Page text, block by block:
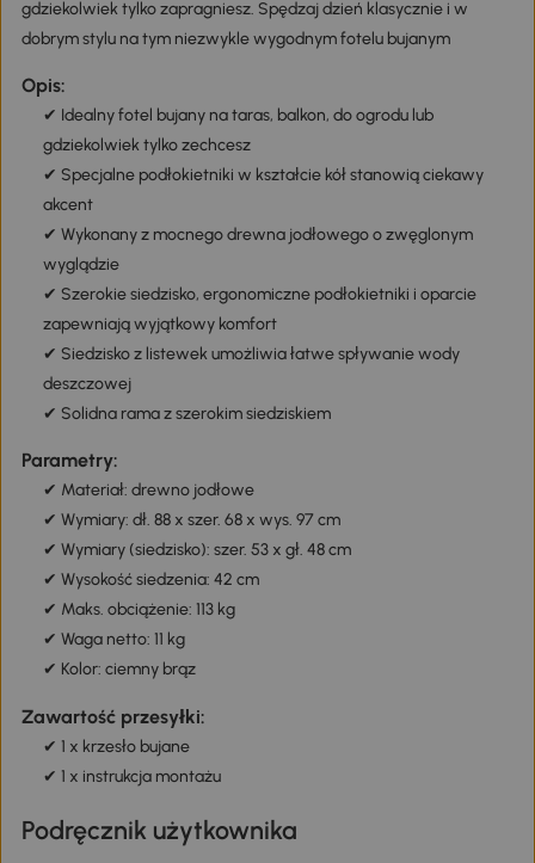
gdziekolwiek tylko zapragniesz. Spędzaj dzień klasycznie i w
dobrym stylu na tym niezwykle wygodnym fotelu bujanym
Opis:
✔ Idealny fotel bujany na taras, balkon, do ogrodu lub
gdziekolwiek tylko zechcesz
✔ Specjalne podłokietniki w kształcie kół stanowią ciekawy
akcent
✔ Wykonany z mocnego drewna jodłowego o zwęglonym
wyglądzie
✔ Szerokie siedzisko, ergonomiczne podłokietniki i oparcie
zapewniają wyjątkowy komfort
✔ Siedzisko z listewek umożliwia łatwe spływanie wody
deszczowej
✔ Solidna rama z szerokim siedziskiem
Parametry:
✔ Materiał: drewno jodłowe
✔ Wymiary: dł. 88 x szer. 68 x wys. 97 cm
✔ Wymiary (siedzisko): szer. 53 x gł. 48 cm
✔ Wysokość siedzenia: 42 cm
✔ Maks. obciążenie: 113 kg
✔ Waga netto: 11 kg
✔ Kolor: ciemny brąz
Zawartość przesyłki:
✔ 1 x krzesło bujane
✔ 1 x instrukcja montażu
Podręcznik użytkownika